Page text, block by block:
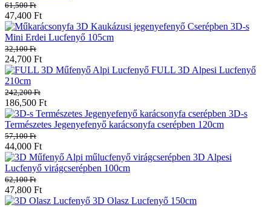
61,500Ft
47,400 Ft
3D-s
Mini Erdei Lucfenyő 105cm
32,100Ft
24,700 Ft
FULL 3D Alpesi Lucfenyő
210cm
242,200Ft
186,500 Ft
3D-s
Természetes Jegenyefenyő karácsonyfa cserépben 120cm
57,100Ft
44,000 Ft
3D Alpesi
Lucfenyő virágcserépben 100cm
62,100Ft
47,800 Ft
3D Olasz Lucfenyő 150cm